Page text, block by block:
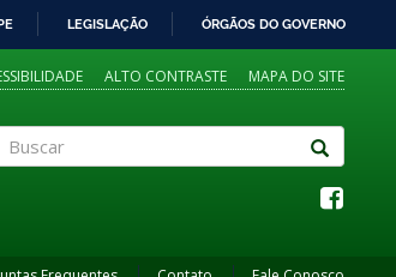
LEGISLAÇÃO ÓRGÃOS DO GOVERNO
ALTO CONTRASTE MAPA DO SITE